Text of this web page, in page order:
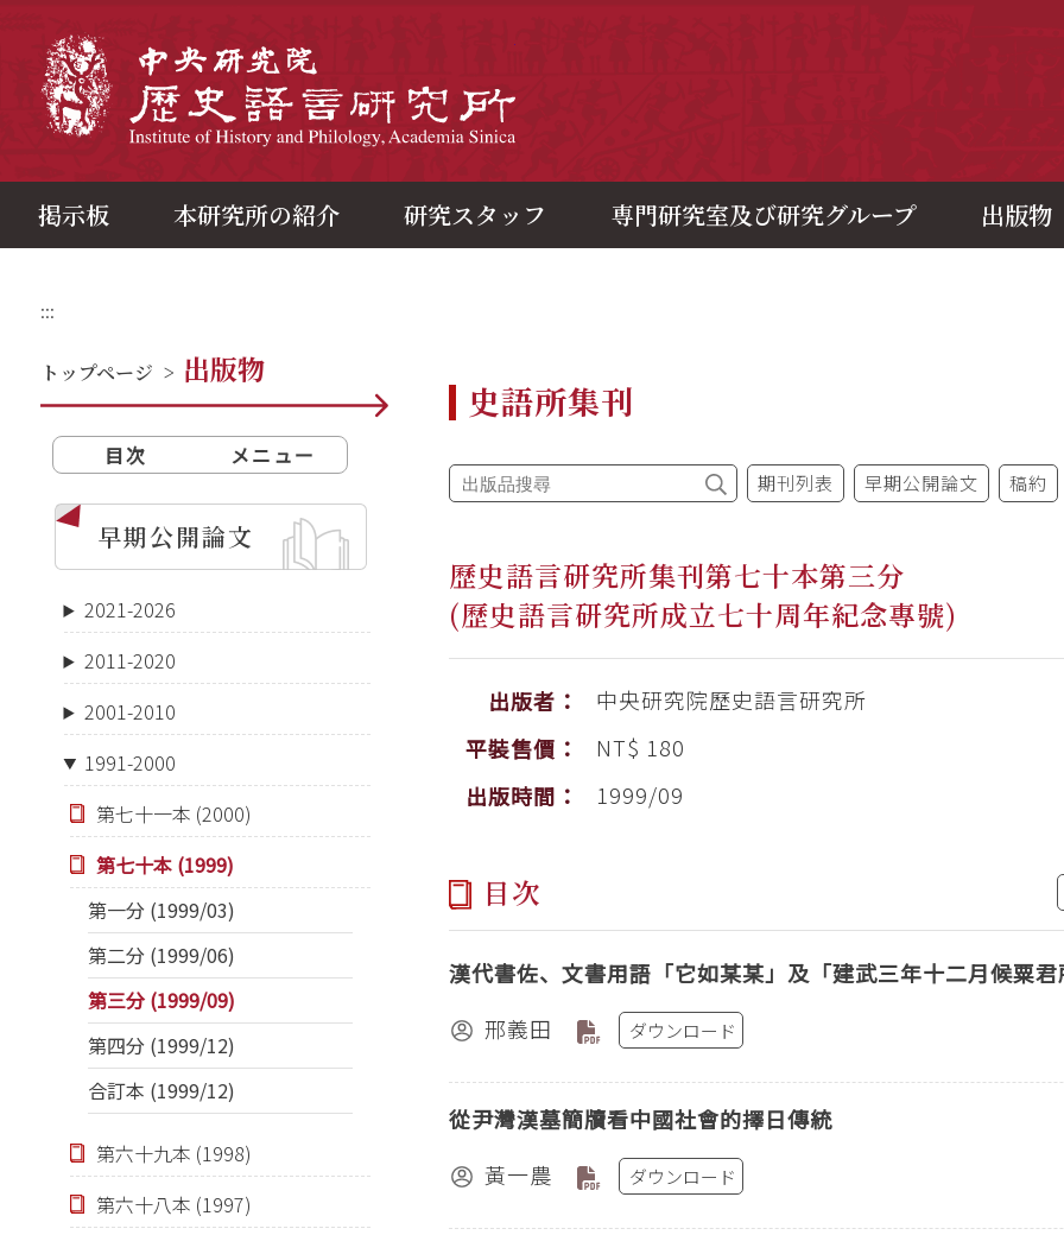
掲示板 本研究所の紹介 研究スタッフ 専門研究室及び研究グループ 出版物
:::
トップページ > 出版物
目次 メニュー
早期公開論文
2021-2026
2011-2020
2001-2010
1991-2000
第七十一本 (2000)
第七十本 (1999)
第一分 (1999/03)
第二分 (1999/06)
第三分 (1999/09)
第四分 (1999/12)
合訂本 (1999/12)
第六十九本 (1998)
第六十八本 (1997)
史語所集刊
期刊列表 早期公開論文 稿約
歷史語言研究所集刊第七十本第三分
(歷史語言研究所成立七十周年紀念專號)
出版者：
中央研究院歷史語言研究所
平裝售價：
NT$ 180
出版時間：
1999/09
目次
漢代書佐、文書用語「它如某某」及「建武三年十二月候粟
邢義田
ダウンロード
從尹灣漢墓簡牘看中國社會的擇日傳統
黃一農
ダウンロード